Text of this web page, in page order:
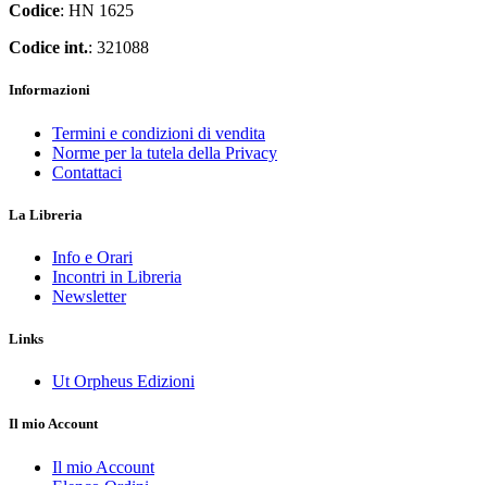
Codice: HN 1625
Codice int.: 321088
Informazioni
Termini e condizioni di vendita
Norme per la tutela della Privacy
Contattaci
La Libreria
Info e Orari
Incontri in Libreria
Newsletter
Links
Ut Orpheus Edizioni
Il mio Account
Il mio Account